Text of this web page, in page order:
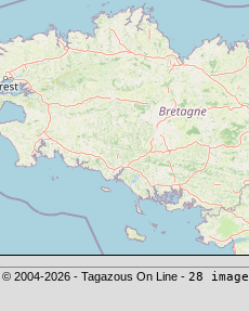
© 2004-2026 - Tagazous On Line - 28